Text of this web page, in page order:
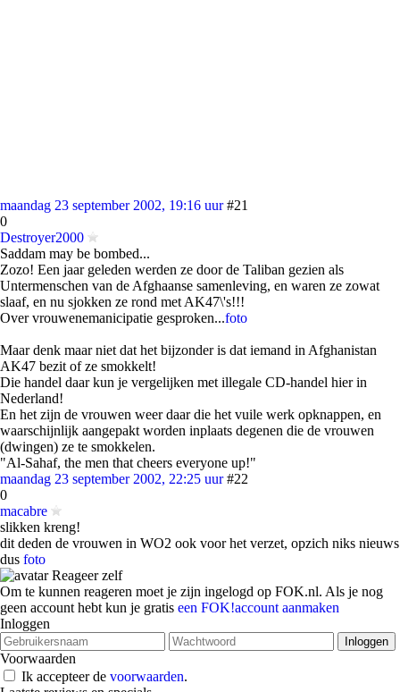
maandag 23 september 2002, 19:16 uur #21
0
Destroyer2000
Saddam may be bombed...
Zozo! Een jaar geleden werden ze door de Taliban gezien als
Untermenschen van de Afghaanse samenleving, en waren ze zowat
slaaf, en nu sjokken ze rond met AK47\'s!!!
Over vrouwenemanicipatie gesproken...foto
Maar denk maar niet dat het bijzonder is dat iemand in Afghanistan
AK47 bezit of ze smokkelt!
Die handel daar kun je vergelijken met illegale CD-handel hier in
Nederland!
En het zijn de vrouwen weer daar die het vuile werk opknappen, en
waarschijnlijk aangepakt worden inplaats degenen die de vrouwen
(dwingen) ze te smokkelen.
"Al-Sahaf, the men that cheers everyone up!"
maandag 23 september 2002, 22:25 uur #22
0
macabre
slikken kreng!
dit deden de vrouwen in WO2 ook voor het verzet, opzich niks nieuws
dus foto
Reageer zelf
Om te kunnen reageren moet je zijn ingelogd op FOK.nl. Als je nog
geen account hebt kun je gratis een FOK!account aanmaken
Inloggen
Voorwaarden
Ik accepteer de voorwaarden.